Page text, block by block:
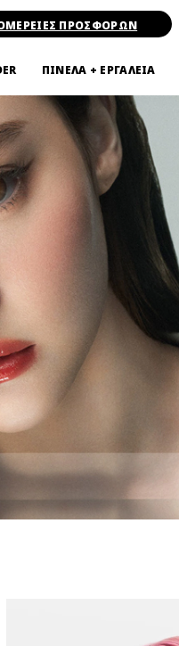
ΠΡΟΣΦΟΡΩΝ
ΠΙΝΕΛΑ + ΕΡΓΑΛΕΙΑ